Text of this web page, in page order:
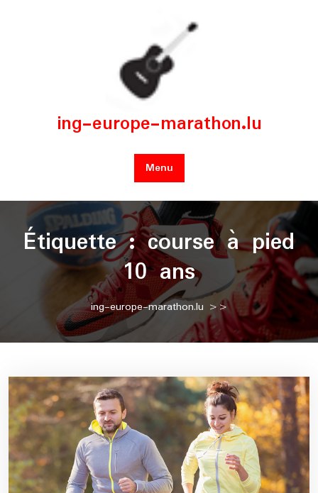
ing-europe-marathon.lu
Menu
Étiquette :course à pied
10 ans
ing-europe-marathon.lu >>